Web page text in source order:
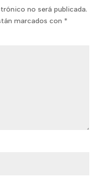
no será publicada.
marcados con *